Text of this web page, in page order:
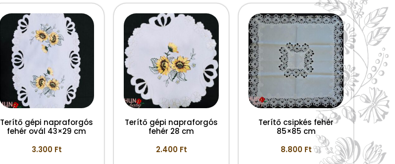
Terítő gépi napraforgós
fehér ovál 43×29 cm
3.300 Ft
Terítő gépi napraforgós
fehér 28 cm
2.400 Ft
Terítő csipkés fehér
85×85 cm
8.800 Ft